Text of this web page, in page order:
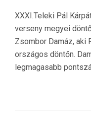
XXXI.Teleki Pál
verseny megyei
Zsombor Damáz, aki
országos döntőn.
legmagasabb